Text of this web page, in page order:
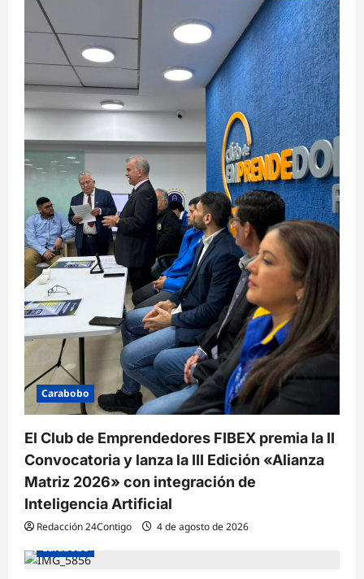
Carabobo
El Club de Emprendedores FIBEX premia la II
Convocatoria y lanza la III Edición «Alianza
Matriz 2026» con integración de
Inteligencia Artificial
Redacción 24Contigo
4 de agosto de 2026
Carabobo